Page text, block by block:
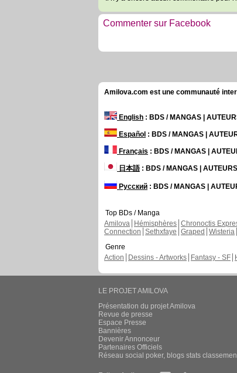
Commenter sur Facebook
Amilova.com est une communauté
English : BDS / MANGAS |
Español : BDS / MANGAS |
Français : BDS / MANGAS |
日本語: BDS / MANGAS |
Русский : BDS / MANGAS |
Top BDs / Manga
Amilova
Hémisphères Chronoctis
Connection Sethxfaye Graped Wisteria
Genre
Action
Dessins - Artworks Fantasy - SF
LE PROJET AMILOVA
Présentation du projet Amilova
Revue de presse
Espace Presse
Bannières
Devenir Annonceur
Partenaires Officiels
Réseau social poker, blogs stats